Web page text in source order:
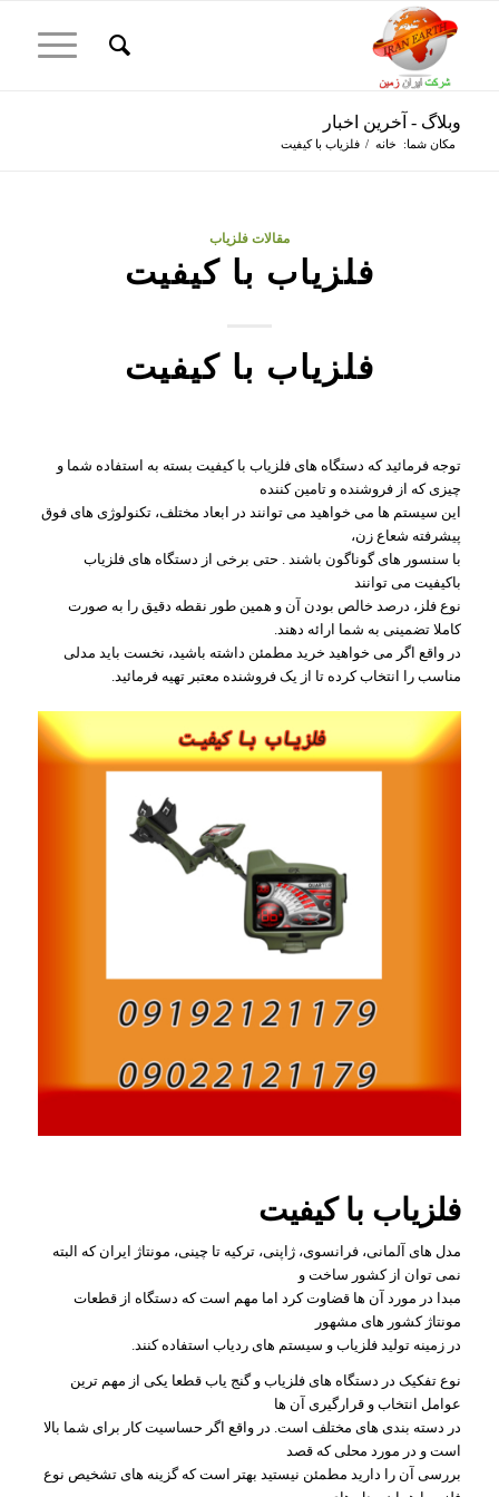
وبلاگ - آخرین اخبار
مکان شما: خانه / فلزیاب با کیفیت
مقالات فلزیاب
فلزیاب با کیفیت
فلزیاب با کیفیت
توجه فرمائید که دستگاه های فلزیاب با کیفیت بسته به استفاده شما و
چیزی که از فروشنده و تامین کننده
این سیستم ها می خواهید می توانند در ابعاد مختلف، تکنولوژی های فوق
پیشرفته شعاع زن،
با سنسور های گوناگون باشند . حتی برخی از دستگاه های فلزیاب
باکیفیت می توانند
نوع فلز، درصد خالص بودن آن و همین طور نقطه دقیق را به صورت
کاملا تضمینی به شما ارائه دهند.
در واقع اگر می خواهید خرید مطمئن داشته باشید، نخست باید مدلی
مناسب را انتخاب کرده تا از یک فروشنده معتبر تهیه فرمائید.
فلزیاب با کیفیت
مدل های آلمانی، فرانسوی، ژاپنی، ترکیه تا چینی، مونتاژ ایران که البته
نمی توان از کشور ساخت و
مبدا در مورد آن ها قضاوت کرد اما مهم است که دستگاه از قطعات
مونتاژ کشور های مشهور
در زمینه تولید فلزیاب و سیستم های ردیاب استفاده کنند.
نوع تفکیک در دستگاه های فلزیاب و گنج یاب قطعا یکی از مهم ترین
عوامل انتخاب و قرارگیری آن ها
در دسته بندی های مختلف است. در واقع اگر حساسیت کار برای شما بالا
است و در مورد محلی که قصد
بررسی آن را دارید مطمئن نیستید بهتر است که گزینه های تشخیص نوع